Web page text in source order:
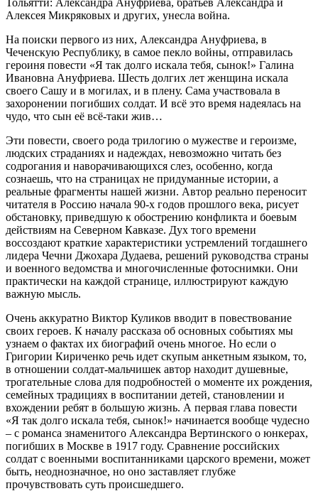
Алексея Микряковых и других, унесла война.
На поиски первого из них, Александра Ануфриева, в
Чеченскую Республику, в самое пекло войны, отправилась
героиня повести «Я так долго искала тебя, сынок!» Галина
Ивановна Ануфриева. Шесть долгих лет женщина искала
своего Сашу и в могилах, и в плену. Сама участвовала в
захоронении погибших солдат. И всё это время надеялась на
чудо, что сын её всё-таки жив…
Эти повести, своего рода трилогию о мужестве и героизме,
людских страданиях и надеждах, невозможно читать без
содрогания и наворачивающихся слез, особенно, когда
сознаешь, что на страницах не придуманные истории, а
реальные фрагменты нашей жизни. Автор реально переносит
читателя в Россию начала 90-х годов прошлого века, рисует
обстановку, приведшую к обострению конфликта и боевым
действиям на Северном Кавказе. Дух того времени
воссоздают краткие характеристики устремлений тогдашнего
лидера Чечни Джохара Дудаева, решений руководства страны
и военного ведомства и многочисленные фотоснимки. Они
практически на каждой странице, иллюстрируют каждую
важную мысль.
Очень аккуратно Виктор Куликов вводит в повествование
своих героев. К началу рассказа об основных событиях мы
узнаем о фактах их биографий очень многое. Но если о
Григории Кириченко речь идет скупым анкетным языком, то,
в отношении солдат-мальчишек автор находит душевные,
трогательные слова для подробностей о моменте их рождения,
семейных традициях в воспитании детей, становлении и
вхождении ребят в большую жизнь. А первая глава повести
«Я так долго искала тебя, сынок!» начинается вообще чудесно
– с романса знаменитого Александра Вертинского о юнкерах,
погибших в Москве в 1917 году. Сравнение российских
солдат с военными воспитанниками царского времени, может
быть, неоднозначное, но оно заставляет глубже
прочувствовать суть происшедшего.